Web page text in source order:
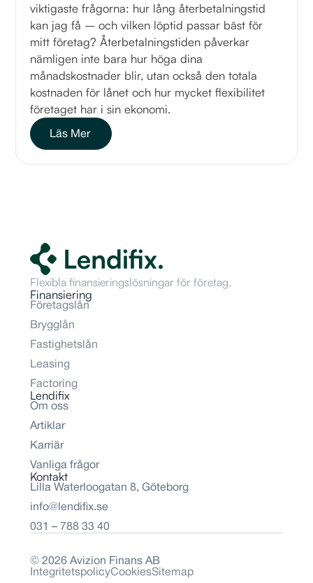
viktigaste frågorna: hur lång återbetalningstid
kan jag få – och vilken löptid passar bäst för
mitt företag? Återbetalningstiden påverkar
nämligen inte bara hur höga dina
månadskostnader blir, utan också den totala
kostnaden för lånet och hur mycket flexibilitet
företaget har i sin ekonomi.
Läs Mer
Flexibla finansieringslösningar för företag.
Finansiering
Företagslån
Brygglån
Fastighetslån
Leasing
Factoring
Lendifix
Om oss
Artiklar
Karriär
Vanliga frågor
Kontakt
Lilla Waterloogatan 8, Göteborg
info@lendifix.se
031 – 788 33 40
© 2026 Avizion Finans AB
IntegritetspolicyCookiesSitemap